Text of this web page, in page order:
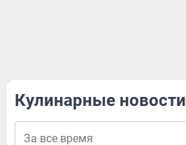
Кулинарные новости